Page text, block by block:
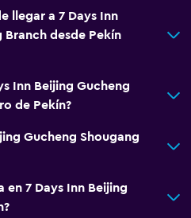
llegar a 7 Days Inn
Branch desde Pekín
Inn Beijing Gucheng
de Pekín?
Gucheng Shougang
en 7 Days Inn Beijing